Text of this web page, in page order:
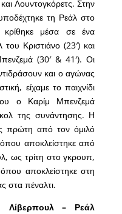
και Λουντογκόρετς. Στην
τη Ρεάλ στο
μέσα σε ένα
Κριστιάνο (23′) και
(30′ & 41′). Οι
και ο αγώνας
είχαμε το παιχνίδι
ο Καρίμ Μπενζεμά
της συνάντησης. Η
πρώτη από τον όμιλό
όπου αποκλείστηκε από
ως τρίτη στο γκρουπ,
αποκλείστηκε στη
στα πέναλτι.
Λίβερπουλ – Ρεάλ